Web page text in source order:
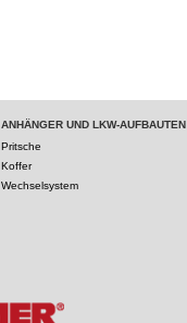
ANHÄNGER UND LKW-AUFBAUTEN
Pritsche
Koffer
Wechselsystem